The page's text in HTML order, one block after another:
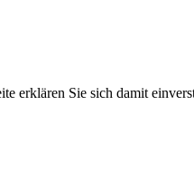
erklären Sie sich damit